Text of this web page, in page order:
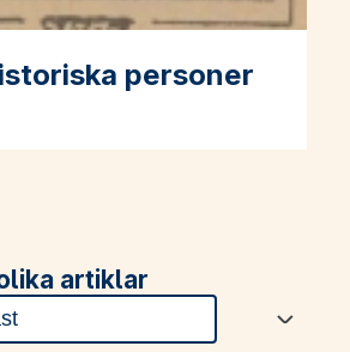
personer
historiska personer
artiklar